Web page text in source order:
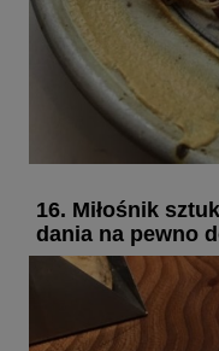
16. Miłośnik
dania na pewno